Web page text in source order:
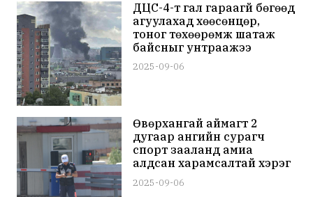
ДЦС-4-т гал гараагүй бөгөөд
агуулахад хөөсөнцөр,
тоног төхөөрөмж шатаж
байсныг унтраажээ
2025-09-06
Өвөрхангай аймагт 2
дугаар ангийн сурагч
спорт зааланд амиа
алдсан харамсалтай хэрэг
гарчээ
2025-09-06